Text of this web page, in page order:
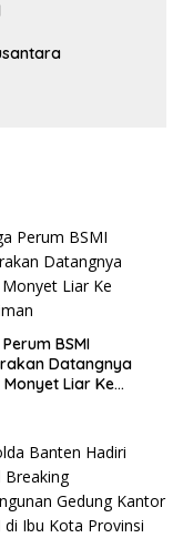
BSMI
Liar Ke